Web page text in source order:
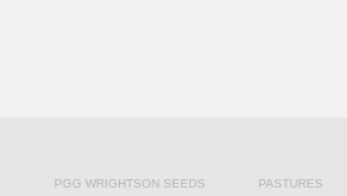
PGG WRIGHTSON SEEDS PASTURES